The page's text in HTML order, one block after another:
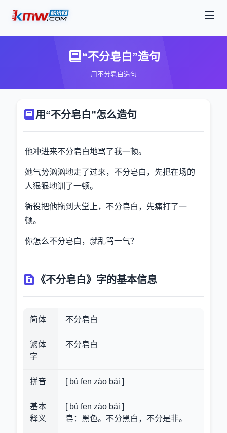
“不分皂白”造句
用不分皂白造句
用“不分皂白”怎么造句
他冲进来不分皂白地骂了我一顿。
她气势汹汹地走了过来，不分皂白，先把在场的
人狠狠地训了一顿。
衙役把他拖到大堂上，不分皂白，先痛打了一
顿。
你怎么不分皂白，就乱骂一气？
《不分皂白》字的基本信息
简体 不分皂白
繁体
字
不分皂白
拼音 [ bù fēn zào bái ]
基本
释义
[ bù fēn zào bái ]
皂：黑色。不分黑白，不分是非。